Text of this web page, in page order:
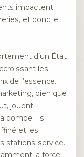
impactent
et donc le
d’un État
les
de l’essence.
bien que
jouent
pompe. Ils
et les
stations-service.
la force